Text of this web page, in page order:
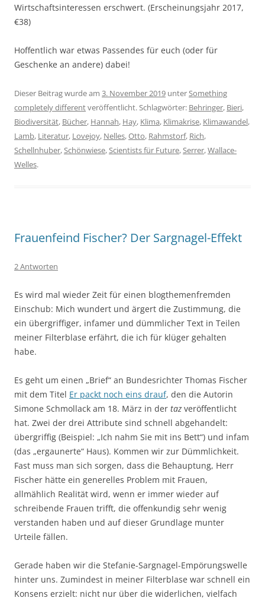
Wirtschaftsinteressen erschwert. (Erscheinungsjahr 2017,
€38)
Hoffentlich war etwas Passendes für euch (oder für
Geschenke an andere) dabei!
Dieser Beitrag wurde am 3. November 2019 unterSomething
completely differentveröffentlicht. Schlagwörter: Behringer, Bieri,
Biodiversität, Bücher, Hannah, Hay, Klima, Klimakrise, Klimawandel,
Lamb, Literatur, Lovejoy, Nelles,Otto, Rahmstorf, Rich,
Schellnhuber,Schönwiese,Scientists für Future,Serrer,Wallace-
Welles.
Frauenfeind Fischer? Der Sargnagel-Effekt
2 Antworten
Es wird mal wieder Zeit für einen blogthemenfremden
Einschub: Mich wundert und ärgert die Zustimmung, die
ein übergriffiger, infamer und dümmlicher Text in Teilen
meiner Filterblase erfährt, die ich für klüger gehalten
habe.
Es geht um einen „Brief“ an Bundesrichter Thomas Fischer
mit dem Titel Er packt noch eins drauf, den die Autorin
Simone Schmollack am 18. März in der taz veröffentlicht
hat. Zwei der drei Attribute sind schnell abgehandelt:
übergriffig (Beispiel: „Ich nahm Sie mit ins Bett“) und infam
(das „ergaunerte“ Haus). Kommen wir zur Dümmlichkeit.
Fast muss man sich sorgen, dass die Behauptung, Herr
Fischer hätte ein generelles Problem mit Frauen,
allmählich Realität wird, wenn er immer wieder auf
schreibende Frauen trifft, die offenkundig sehr wenig
verstanden haben und auf dieser Grundlage munter
Urteile fällen.
Gerade haben wir die Stefanie-Sargnagel-Empörungswelle
hinter uns. Zumindest in meiner Filterblase war schnell ein
Konsens erzielt: nicht nur über die widerlichen, vielfach